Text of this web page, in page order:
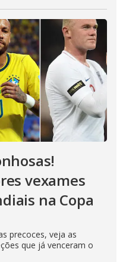
vexames
na Copa
precoces, veja as
que já venceram o